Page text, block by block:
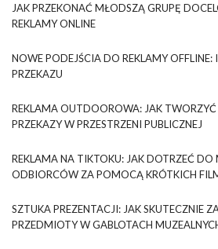
JAK PRZEKONAĆ MŁODSZĄ GRUPĘ
REKLAMY ONLINE
NOWE PODEJŚCIA DO REKLAMY
PRZEKAZU
REKLAMA OUTDOOROWA: JAK
PRZEKAZY W PRZESTRZENI PUBLICZNEJ
REKLAMA NA TIKTOKU: JAK DOTRZEĆ DO
ODBIORCÓW ZA POMOCĄ KRÓTKICH
SZTUKA PREZENTACJI: JAK SKUTECZNIE
PRZEDMIOTY W GABLOTACH